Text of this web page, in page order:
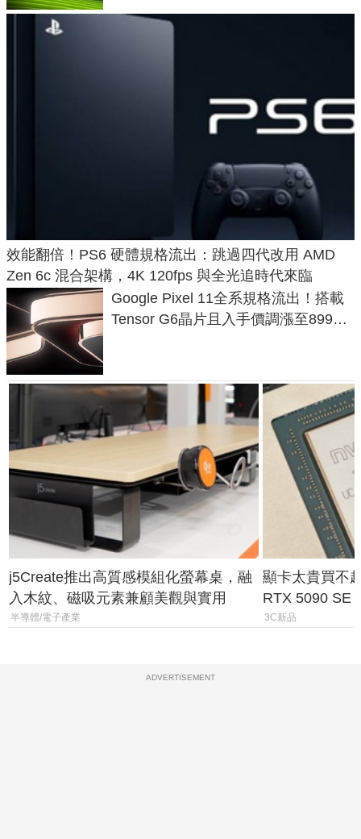
效能翻倍！PS6 硬體規格流出：跳過四代改用 AMD
Zen 6c 混合架構，4K 120fps 與全光追時代來臨
Google Pixel 11全系規格流出！搭載
Tensor G6晶片且入手價調漲至899美
j5Create推出高質感模組化螢幕桌，融
入木紋、磁吸元素兼顧美觀與實用
半導體/電子產業
顯卡太貴買不
RTX 5090 SE
體
3C新品
ADVERTISEMENT